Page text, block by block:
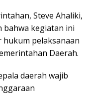
Steve Ahaliki,
bahwa kegiatan ini
hukum pelaksanaan
Daerah.
daerah wajib